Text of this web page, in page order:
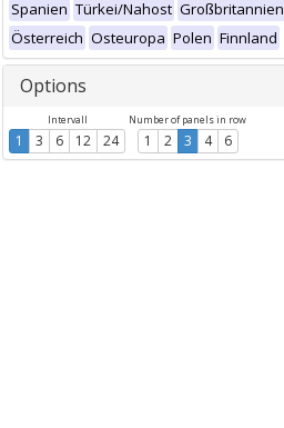
Spanien Türkei/Nahost Großbritannien
Österreich Osteuropa Polen Finnland
Options
Intervall
1 3 6 12 24
Number of panels in row
1 2 3 4 6